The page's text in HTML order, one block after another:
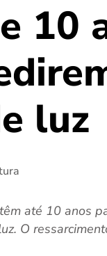
10
luz
até 10 anos
O